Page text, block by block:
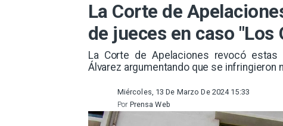
La Corte de
de jueces en caso "Los
La Corte de Apelaciones revocó
Álvarez argumentando que se infringieron
Miércoles, 13 De Marzo De 2024 15:33
Prensa Web
Por